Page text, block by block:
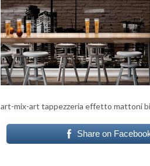
art-mix-art tappezzeria effetto mattoni
Share on